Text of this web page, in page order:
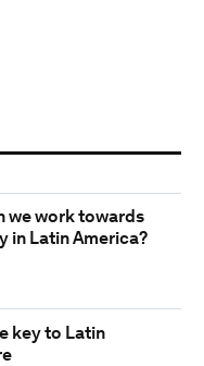
we work towards
in Latin America?
key to Latin